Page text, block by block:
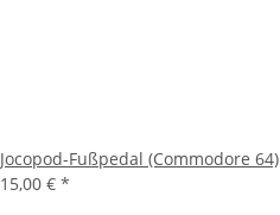
Jocopod-Fußpedal (Commodore 64)
15,00 € *